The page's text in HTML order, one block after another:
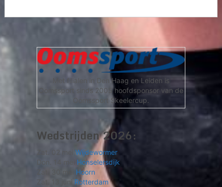
Met filialen in Den Haag en Leiden is
Oomssport sinds 2005 hoofdsponsor van de
Oomssport Skeelercup.
Wedstrijden 2026:
Zat. 02 mei Wijdewormer
Don. 14 mei Honselersdijk
Zat. 30 mei Hoorn
Zat. 13 juni Rotterdam